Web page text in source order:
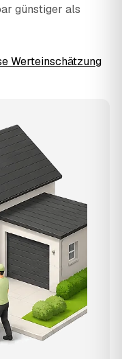
günstiger als
Werteinschätzung